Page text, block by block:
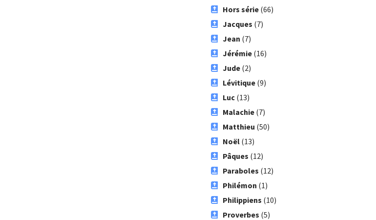
Hors série(66)
Jacques (7)
Jean (7)
Jérémie(16)
Jude(2)
Lévitique(9)
Luc(13)
Malachie(7)
Matthieu (50)
Noël(13)
Pâques (12)
Paraboles (12)
Philémon (1)
Philippiens (10)
Proverbes (5)